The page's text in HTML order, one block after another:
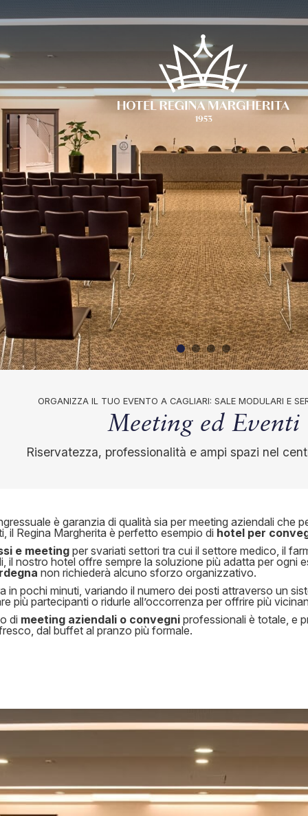
ORGANIZZA IL TUO EVENTO A CAGLIARI: SALE MODULARI E
Meeting ed Eventi
Riservatezza, professionalità e ampi spazi nel
è garanzia di qualità sia per meeting aziendali che
il Regina Margherita è perfetto esempio di hotel per
e meeting per svariati settori tra cui il settore medico, il
il nostro hotel offre sempre la soluzione più adatta per ogni
non richiederà alcuno sforzo organizzativo.
in pochi minuti, variando il numero dei posti attraverso un
più partecipanti o ridurle all’occorrenza per offrire più
di meeting aziendali o convegni professionali è totale, e
dal buffet al pranzo più formale.